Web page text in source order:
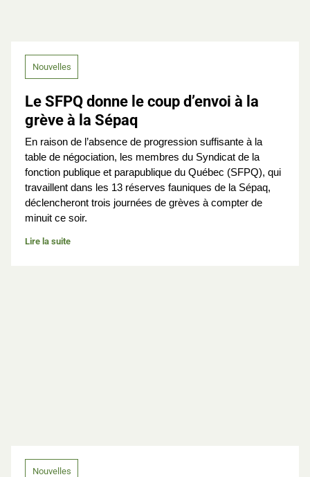
Nouvelles
Le SFPQ donne le coup d’envoi à la
grève à la Sépaq
En raison de l’absence de progression suffisante à la
table de négociation, les membres du Syndicat de la
fonction publique et parapublique du Québec (SFPQ), qui
travaillent dans les 13 réserves fauniques de la Sépaq,
déclencheront trois journées de grèves à compter de
minuit ce soir.
Lire la suite
Nouvelles